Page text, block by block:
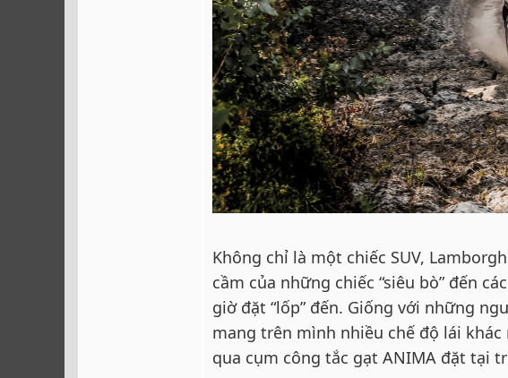
Không chỉ là một chiếc SUV,
cầm của những chiếc “siêu bò” đến
giờ đặt “lốp” đến. Giống với những
mang trên mình nhiều chế độ lái
qua cụm công tắc gạt ANIMA đặt tại